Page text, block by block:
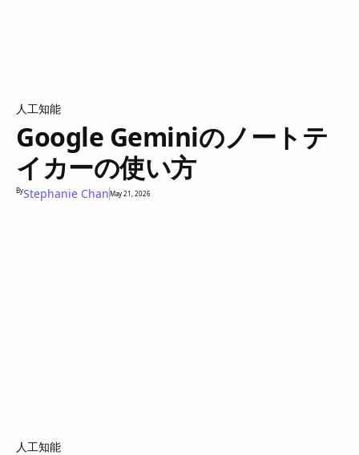
人工知能
Google Geminiのノートテ
イカーの使い方
ByStephanie ChanMay 21, 2026
人工知能